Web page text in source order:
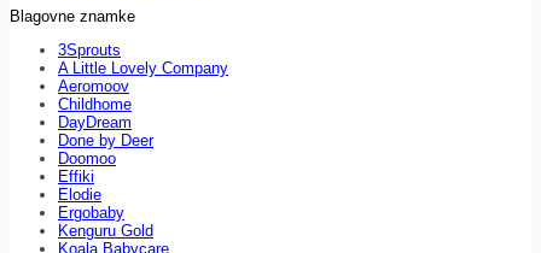
Blagovne znamke
3Sprouts
A Little Lovely Company
Aeromoov
Childhome
DayDream
Done by Deer
Doomoo
Effiki
Elodie
Ergobaby
Kenguru Gold
Koala Babycare